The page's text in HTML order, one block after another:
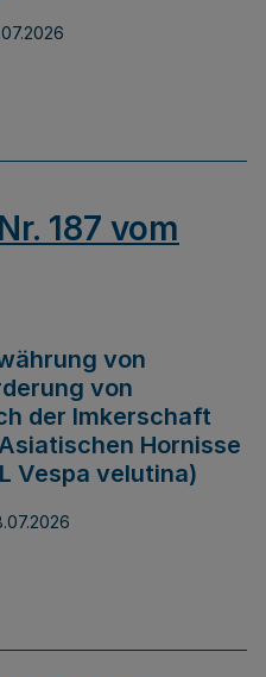
187 vom
von
von
der Imkerschaft
Hornisse
Vespa velutina)